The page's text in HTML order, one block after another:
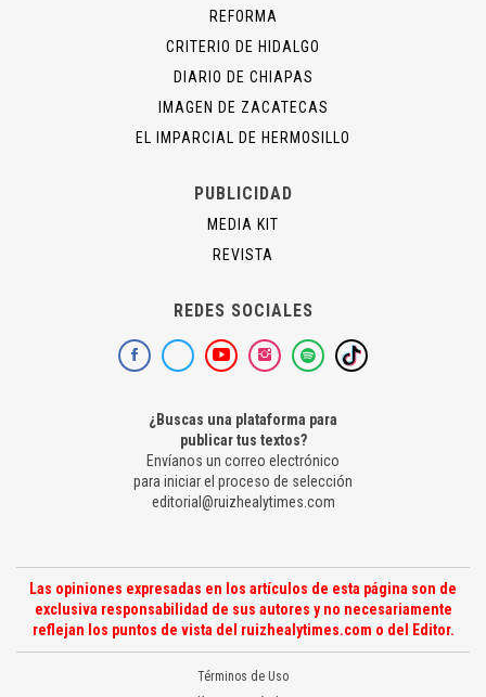
REFORMA
CRITERIO DE HIDALGO
DIARIO DE CHIAPAS
IMAGEN DE ZACATECAS
EL IMPARCIAL DE HERMOSILLO
PUBLICIDAD
MEDIA KIT
REVISTA
REDES SOCIALES
¿Buscas una plataforma para
publicar tus textos?
Envíanos un correo electrónico
para iniciar el proceso de selección
editorial@ruizhealytimes.com
Las opiniones expresadas en los artículos de esta página son de
exclusiva responsabilidad de sus autores y no necesariamente
reflejan los puntos de vista del ruizhealytimes.com o del Editor.
Términos de Uso